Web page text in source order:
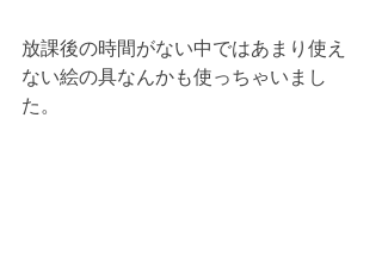
放課後の時間がない中ではあまり使え
ない絵の具なんかも使っちゃいまし
た。